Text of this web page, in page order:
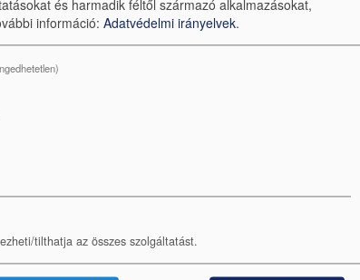
és harmadik féltől származó alkalmazásokat,
információ: Adatvédelmi irányelvek.
tilthatja az összes szolgáltatást.